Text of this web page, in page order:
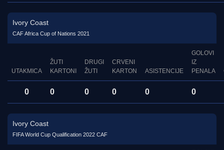
Ivory Coast
CAF Africa Cup of Nations 2021
UTAKMICA
ŽUTI
KARTONI
DRUGI
ŽUTI
CRVENI
KARTON
ASISTENCIJE
GOLOVI
IZ
PENALA
0 0 0 0 0 0
Ivory Coast
FIFA World Cup Qualification 2022 CAF